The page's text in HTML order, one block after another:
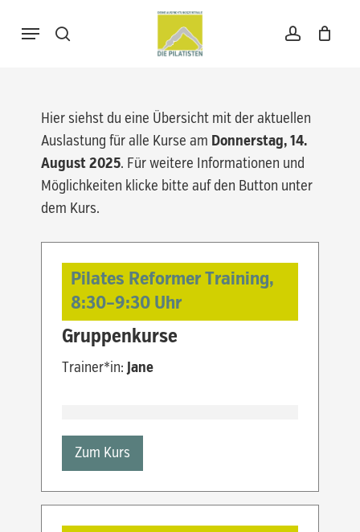
search account
Menu
Warenkorb
Close
Hier siehst du eine Übersicht mit der aktuellen
Auslastung für alle Kurse am Donnerstag, 14.
August 2025. Für weitere Informationen und
Möglichkeiten klicke bitte auf den Button unter
dem Kurs.
Pilates Reformer Training,
8:30–9:30 Uhr
Gruppenkurse
Trainer*in: Jane
Zum Kurs